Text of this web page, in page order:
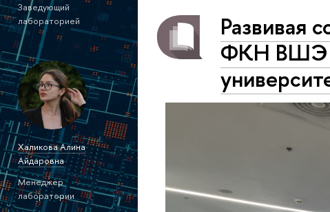
Заведующий
лабораторией
Халикова Алина
Айдаровна
Менеджер
лаборатории
Развивая
ФКН ВШЭ и